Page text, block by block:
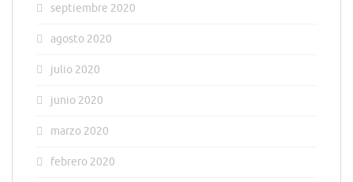
septiembre 2020
agosto 2020
julio 2020
junio 2020
marzo 2020
febrero 2020